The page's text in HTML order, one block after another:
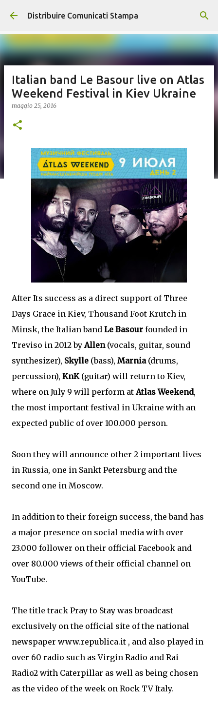
Passa ai contenuti principali
Distribuire Comunicati Stampa
Italian band Le Basour live on Atlas
Weekend Festival in Kiev Ukraine
maggio 25, 2016
After Its success as a direct support of Three
Days Grace in Kiev, Thousand Foot Krutch in
Minsk, the Italian band Le Basour founded in
Treviso in 2012 byAllen(vocals, guitar, sound
synthesizer), Skylle (bass), Marnia(drums,
percussion), KnK(guitar) will return to Kiev,
where on July 9 will perform atAtlas Weekend,
the most important festival in Ukraine with an
expected public of over 100.000 person.
Soon they will announce other 2 important lives
in Russia, one in Sankt Petersburg and the
second one in Moscow.
In addition to their foreign success, the band has
a major presence on social media with over
23.000 follower on their official Facebook and
over 80.000 views of their official channel on
YouTube.
The title track Pray to Stay was broadcast
exclusively on the official site of the national
newspaper www.republica.it , and also played in
over 60 radio such as Virgin Radio and Rai
Radio2 with Caterpillar as well as being chosen
as the video of the week on Rock TV Italy.